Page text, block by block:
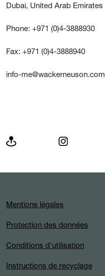
Dubai, United Arab Emirates
Phone: +971 (0)4-3888930
Fax: +971 (0)4-3888940
info-me@wackerneuson.com
Mentions légales
Protection des données
Conditions d'utilisation
Instructions de recyclage